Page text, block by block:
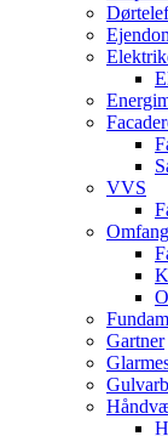
VVS
Gartner